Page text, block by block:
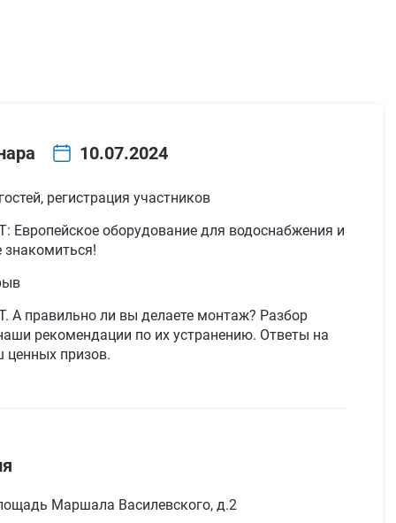
10.07.2024
регистрация участников
Европейское оборудование для водоснабжения и
знакомиться!
А правильно ли вы делаете монтаж? Разбор
рекомендации по их устранению. Ответы на
призов.
Маршала Василевского, д.2